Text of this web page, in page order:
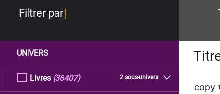
Filtrer par
UNIVERS
Livres 2 sous-univers
(36407)
copy